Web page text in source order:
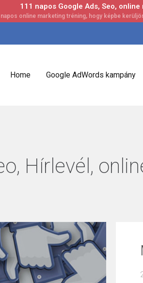
111 napos Google Ads, Seo,
Home Google AdWords kampány
Hírlevél,